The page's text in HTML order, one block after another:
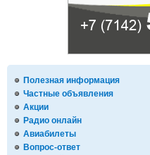
Полезная информация
Частные объявления
Акции
Радио онлайн
Авиабилеты
Вопрос-ответ